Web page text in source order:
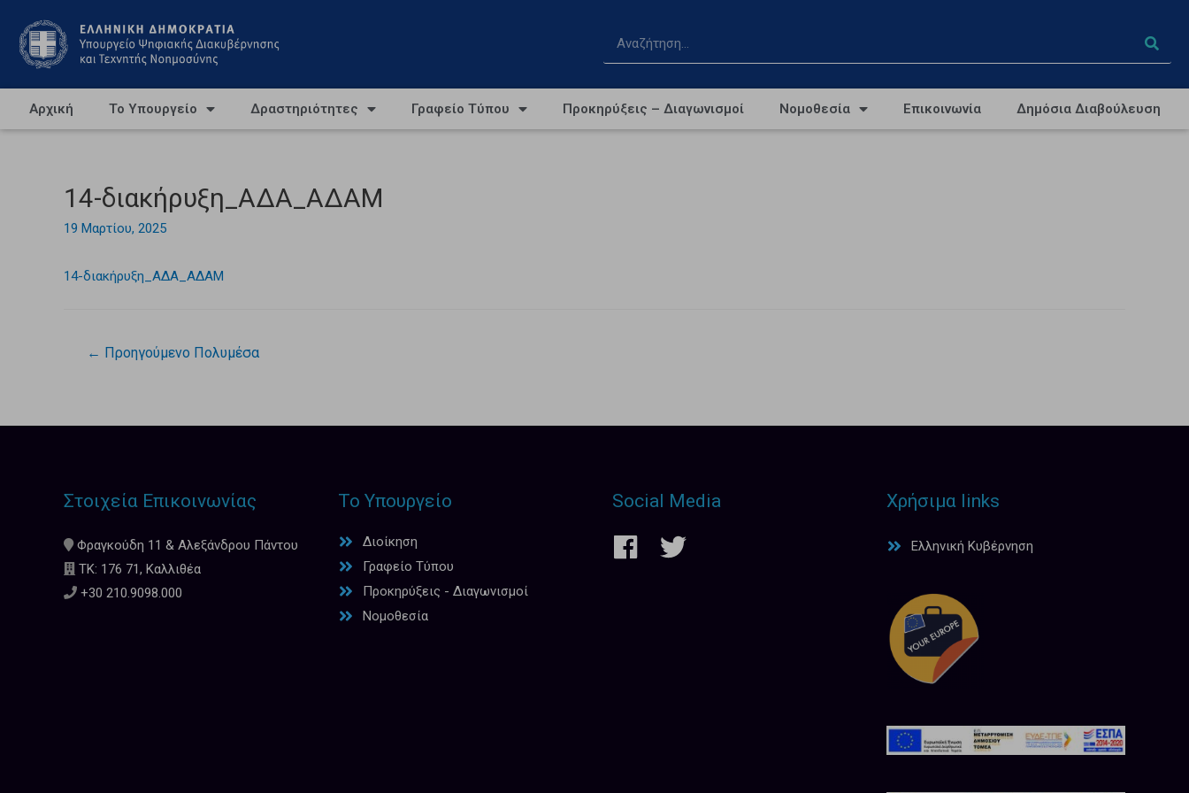
Αρχική Το Υπουργείο Δραστηριότητες Γραφείο Τύπου Προκηρύξεις – Διαγωνισμοί Νομοθεσία Επικοινωνία Δημόσια Διαβούλευση
14-διακήρυξη_ΑΔΑ_ΑΔΑΜ
19 Μαρτίου, 2025
14-διακήρυξη_ΑΔΑ_ΑΔΑΜ
← Προηγούμενο Πολυμέσα
Στοιχεία Επικοινωνίας
Φραγκούδη 11 & Αλεξάνδρου Πάντου
ΤΚ: 176 71, Καλλιθέα
+30 210.9098.000
Το Υπουργείο
Διοίκηση
Γραφείο Τύπου
Προκηρύξεις - Διαγωνισμοί
Νομοθεσία
Social Media Χρήσιμα links
Ελληνική Κυβέρνηση